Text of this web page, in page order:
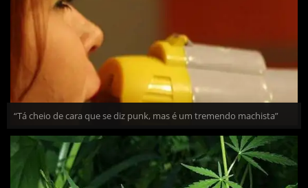
“Tá cheio de cara que se diz punk, mas é um tremendo machista”